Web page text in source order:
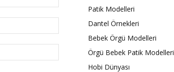
Patik Modelleri
Dantel Örnekleri
Bebek Örgü Modelleri
Örgü Bebek Patik Modelleri
Hobi Dünyası